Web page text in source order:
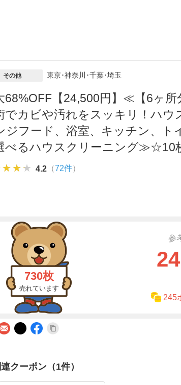
その他 東京･神奈川･千葉･埼玉
68%OFF【24,500円】≪【6ヶ
でカビや汚れをスッキリ！ハ
ジフード、浴室、キッチン、ト
べるハウスクリーニング≫☆10
4.2 （72件）
730枚
売れています
参
245
クーポン（1件）